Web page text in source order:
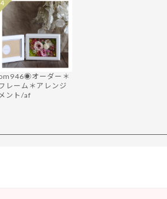
オーダー＊
レーム＊アレンジ
メント/af
4